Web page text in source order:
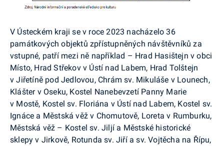
V Ústeckém kraji se v roce 2023 nacházelo 36
památkových objektů zpřístupněných návštěvníků za
vstupné, patří mezi ně například – Hrad Hasištejn v obci
Místo, Hrad Střekov v Ústí nad Labem, Hrad Tolštejn
v Jiřetíně pod Jedlovou, Chrám sv. Mikuláše v Lounech,
Klášter v Oseku, Kostel Nanebevzetí Panny Marie
v Mostě, Kostel sv. Floriána v Ústí nad Labem, Kostel sv.
Ignáce a Městská věž v Chomutově, Loreta v Rumburku,
Městská věž – Kostel sv. Jiljí a Městské historické
sklepy v Jirkově, Rotunda sv. Jiří a sv. Vojtěcha na Řípu,